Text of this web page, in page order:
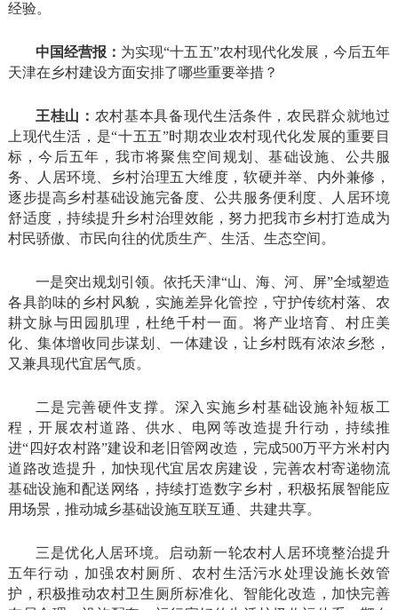
经验。
中国经营报： 为实现“十五五”农村现代化发展，今后五年
天津在乡村建设方面安排了哪些重要举措？
王桂山： 农村基本具备现代生活条件，农民群众就地过
上现代生活，是“十五五”时期农业农村现代化发展的重要目
标，今后五年，我市将聚焦空间规划、基础设施、公共服
务、人居环境、乡村治理五大维度，软硬并举、内外兼修，
逐步提高乡村基础设施完备度、公共服务便利度、人居环境
舒适度，持续提升乡村治理效能，努力把我市乡村打造成为
村民骄傲、市民向往的优质生产、生活、生态空间。
一是突出规划引领。依托天津“山、海、河、屏”全域塑造
各具韵味的乡村风貌，实施差异化管控，守护传统村落、农
耕文脉与田园肌理，杜绝千村一面。将产业培育、村庄美
化、集体增收同步谋划、一体建设，让乡村既有浓浓乡愁，
又兼具现代宜居气质。
二是完善硬件支撑。深入实施乡村基础设施补短板工
程，开展农村道路、供水、电网等改造提升行动，持续推
进“四好农村路”建设和老旧管网改造，完成500万平方米村内
道路改造提升，加快现代宜居农房建设，完善农村寄递物流
基础设施和配送网络，持续打造数字乡村，积极拓展智能应
用场景，推动城乡基础设施互联互通、共建共享。
三是优化人居环境。启动新一轮农村人居环境整治提升
五年行动，加强农村厕所、农村生活污水处理设施长效管
护，积极推动农村卫生厕所标准化、智能化改造，加快完善